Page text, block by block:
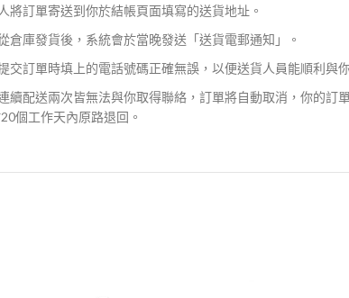
將訂單寄送到你於結帳頁面填寫的送貨地址。
倉庫發貨後，系統會於當晚發送「送貨電郵通知」。
交訂單時填上的電話號碼正確無誤，以便送貨人員能順利與
續配送兩次皆無法與你取得聯絡，訂單將自動取消，你的訂
個工作天內原路退回。